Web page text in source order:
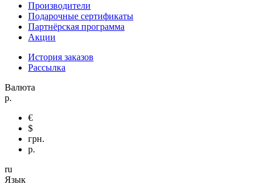
Производители
Подарочные сертификаты
Партнёрская программа
Акции
История заказов
Рассылка
Валюта
р.
€
$
грн.
р.
ru
Язык